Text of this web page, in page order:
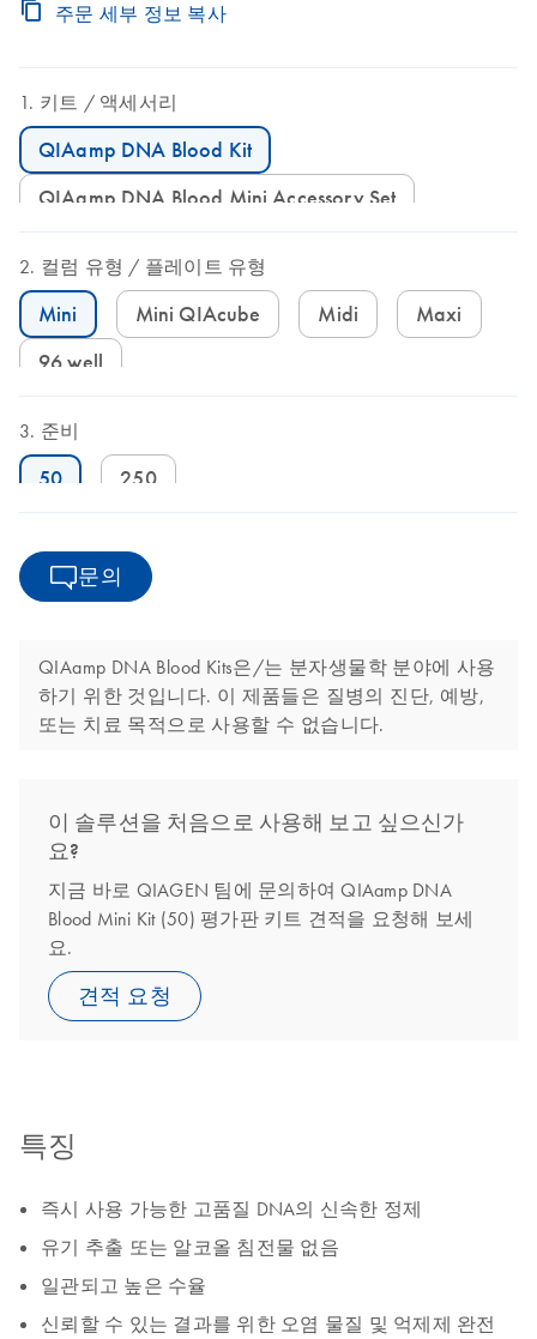
주문 세부 정보 복사
키트 액세서리
QIAamp DNA Blood Kit
QIAamp DNA Blood Mini Accessory Set
컬럼 유형 플레이트 유형
Mini Mini QIAcube Midi
Maxi
96 well
준비
50 250
문의
QIAamp DNA Blood Kits은/는 분자생물학 분야에 사용
하기 위한 것입니다. 이 제품들은 질병의 진단, 예방,
또는 치료 목적으로 사용할 수 없습니다.
이 솔루션을 처음으로 사용해 보고 싶으신가
요?
지금 바로 QIAGEN 팀에 문의하여 QIAamp DNA
Blood Mini Kit (50) 평가판 키트 견적을 요청해 보세
요.
견적 요청
특징
즉시 사용 가능한 고품질 DNA의 신속한 정제
유기 추출 또는 알코올 침전물 없음
일관되고 높은 수율
신뢰할 수 있는 결과를 위한 오염 물질 및 억제제 완전